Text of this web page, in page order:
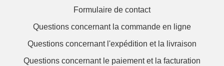
Formulaire de contact
Questions concernant la commande en ligne
Questions concernant l'expédition et la livraison
Questions concernant le paiement et la facturation